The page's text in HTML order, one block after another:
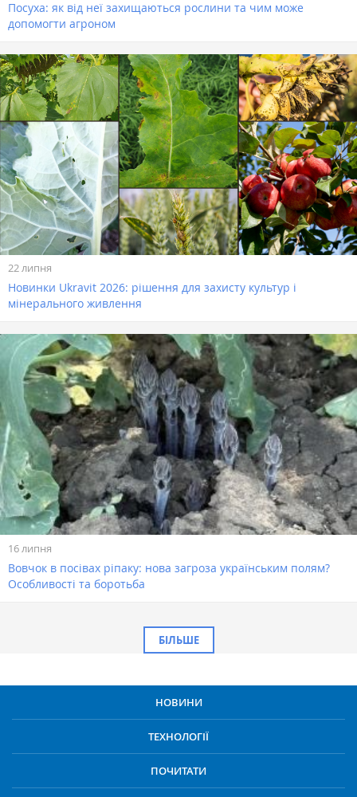
Посуха: як від неї захищаються рослини та чим може
допомогти агроном
22 липня
Новинки Ukravit 2026: рішення для захисту культур і
мінерального живлення
16 липня
Вовчок в посівах ріпаку: нова загроза українським полям?
Особливості та боротьба
БІЛЬШЕ
НОВИНИ
ТЕХНОЛОГІЇ
ПОЧИТАТИ